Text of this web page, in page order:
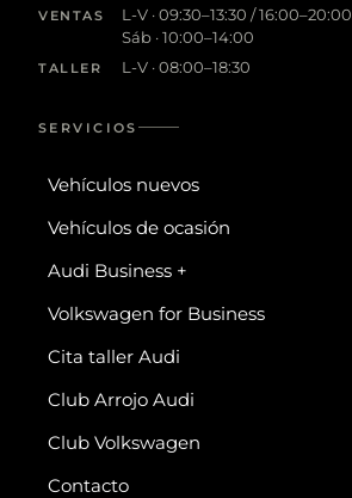
VENTAS
L-V · 09:30–13:30 / 16:00–20:00
Sáb · 10:00–14:00
TALLER L-V · 08:00–18:30
SERVICIOS
Vehículos nuevos
Vehículos de ocasión
Audi Business +
Volkswagen for Business
Cita taller Audi
Club Arrojo Audi
Club Volkswagen
Contacto